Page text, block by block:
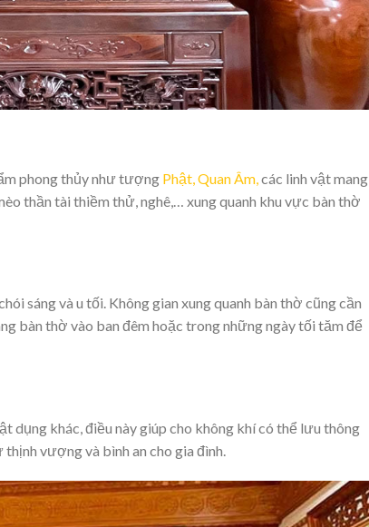
phong thủy như tượng Phật, Quan Âm, các linh vật mang
thần tài thiềm thử, nghê,… xung quanh khu vực bàn thờ
sáng và u tối. Không gian xung quanh bàn thờ cũng cần
bàn thờ vào ban đêm hoặc trong những ngày tối tăm để
khác, điều này giúp cho không khí có thể lưu thông
vượng và bình an cho gia đình.